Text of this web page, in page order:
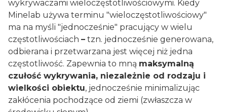
wykrywaczami wieloczęstotliwościowymi. Kiedy
Minelab używa terminu "wieloczęstotliwościowy"
ma na myśli "jednocześnie" pracujący w wielu
częstotliwościach – tzn. jednocześnie generowana,
odbierana i przetwarzana jest więcej niż jedna
częstotliwość. Zapewnia to mną maksymalną
czułość wykrywania, niezależnie od rodzaju i
wielkości obiektu, jednocześnie minimalizując
zakłócenia pochodzące od ziemi (zwłaszcza w